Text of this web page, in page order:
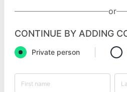
or
CONTINUE BY ADDING
Private person